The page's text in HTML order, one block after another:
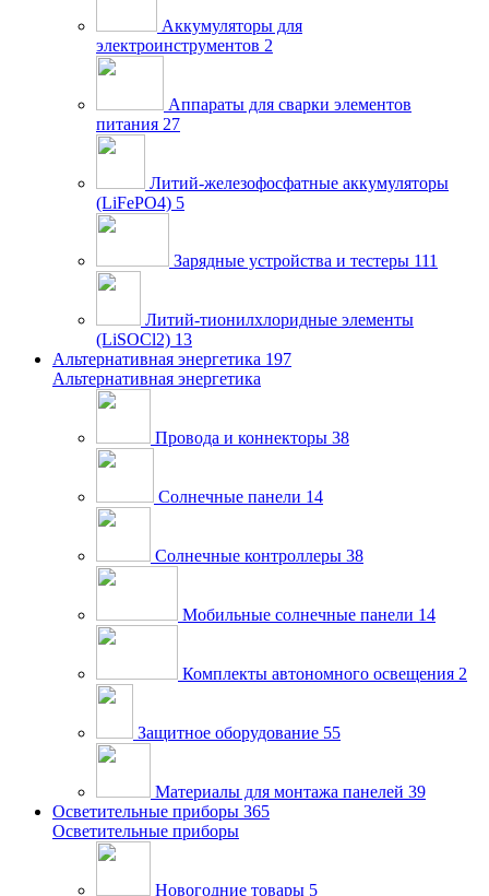
Аккумуляторы для
электроинструментов 2
Аппараты для сварки элементов
питания 27
Литий-железофосфатные аккумуляторы
(LiFePO4) 5
Зарядные устройства и тестеры 111
Литий-тионилхлоридные элементы
(LiSOCl2) 13
Альтернативная энергетика 197
Альтернативная энергетика
Провода и коннекторы 38
Солнечные панели 14
Солнечные контроллеры 38
Мобильные солнечные панели 14
Комплекты автономного освещения 2
Защитное оборудование 55
Материалы для монтажа панелей 39
Осветительные приборы 365
Осветительные приборы
Новогодние товары 5